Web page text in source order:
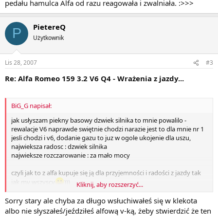
pedału hamulca Alfa od razu reagowała i zwalniała. :>>>
P PietereQ
Użytkownik
Lis 28, 2007 #3
Re: Alfa Romeo 159 3.2 V6 Q4 - Wrażenia z jazdy...
BiG_G napisał:
jak usłyszam piekny basowy dzwiek silnika to mnie powalilo -
rewalacje V6 naprawde swiętnie chodzi narazie jest to dla mnie nr 1
jesli chodzi i v6, dodanie gazu to juz w ogole ukojenie dla uszu,
najwieksza radosc : dzwiek silnika
najwieksze rozczarowanie : za mało mocy
czyli jak to z alfa kupuje się ją dla przyjemności i radości z jazdy tak
jak my wszyscy
)))
pozdrawiam!
Kliknij, aby rozszerzyć...
Sorry stary ale chyba za długo wsłuchiwałeś się w klekota
albo nie słyszałeś/jeździłeś alfową v-ką, żeby stwierdzić że ten